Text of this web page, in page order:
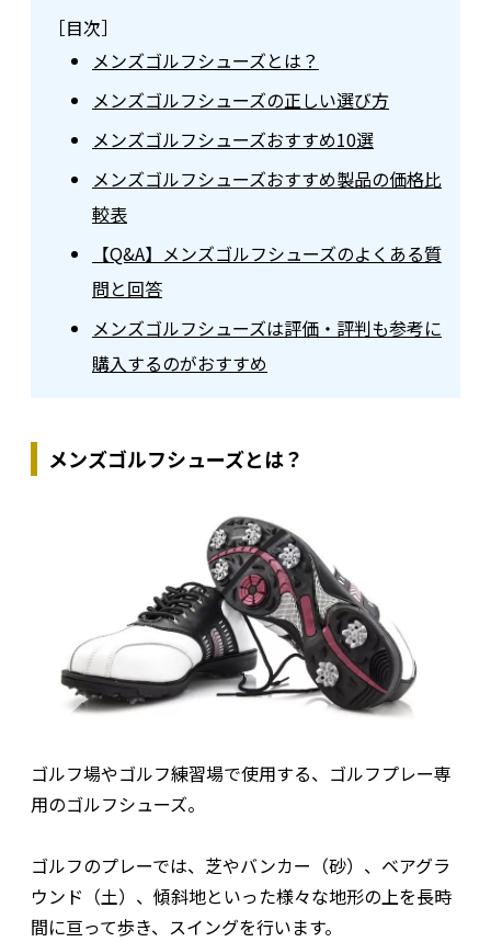
［目次］
メンズゴルフシューズとは？
メンズゴルフシューズの正しい選び方
メンズゴルフシューズおすすめ10選
メンズゴルフシューズおすすめ製品の価格比
較表
【Q&A】メンズゴルフシューズのよくある質
問と回答
メンズゴルフシューズは評価・評判も参考に
購入するのがおすすめ
メンズゴルフシューズとは？
ゴルフ場やゴルフ練習場で使用する、ゴルフプレー専
用のゴルフシューズ。
ゴルフのプレーでは、芝やバンカー（砂）、ベアグラ
ウンド（土）、傾斜地といった様々な地形の上を長時
間に亘って歩き、スイングを行います。